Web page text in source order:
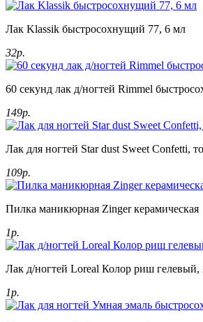
Лак Klassik быстросохнущий 77, 6 мл
32р.
60 секунд лак д/ногтей Rimmel
149р.
Лак для ногтей Star dust Sweet Confetti,
109р.
Пилка маникюрная Zinger керамическая
1р.
Лак д/ногтей Loreal Колор риш гелевый,
1р.